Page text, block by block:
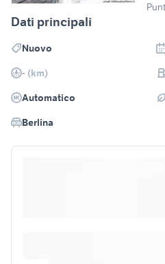
Dati principali
Nuovo
- (km)
Automatico
Berlina